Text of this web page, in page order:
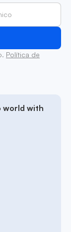
Política de
world with